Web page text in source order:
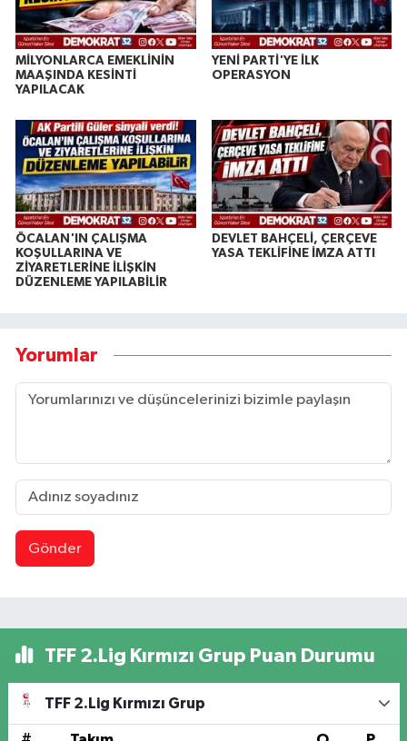
MİLYONLARCA EMEKLİNİN
MAAŞINDA KESİNTİ
YAPILACAK
YENİ PARTİ'YE İLK
OPERASYON
ÖCALAN'IN ÇALIŞMA
KOŞULLARINA VE
ZİYARETLERİNE İLİŞKİN
DÜZENLEME YAPILABİLİR
DEVLET BAHÇELİ, ÇERÇEVE
YASA TEKLİFİNE İMZA ATTI
Yorumlar
Gönder
TFF 2.Lig Kırmızı Grup Puan Durumu
TFF 2.Lig Kırmızı Grup